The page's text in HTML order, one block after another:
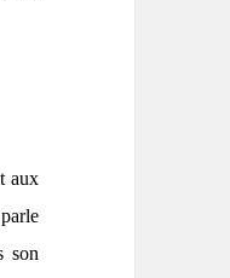
aux
son